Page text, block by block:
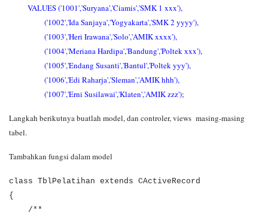
VALUES ('1001','Suryana','Ciamis','SMK 1 xxx'),
('1002','Ida Sanjaya','Yogyakarta','SMK 2 yyyy'),
('1003','Heri Irawana','Solo','AMIK xxxx'),
('1004','Meriana Hardipa','Bandung','Poltek xxx'),
('1005','Endang Susanti','Bantul','Poltek yyy'),
('1006','Edi Raharja','Sleman','AMIK hhh'),
('1007','Erni Susilawai','Klaten','AMIK zzz');
Langkah berikutnya buatlah model, dan controler, views masing-masing
tabel.
Tambahkan fungsi dalam model
class TblPelatihan extends CActiveRecord
{
/**